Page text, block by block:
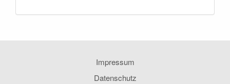
Impressum
Datenschutz